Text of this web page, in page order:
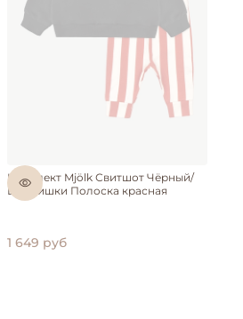
Комплект Mjölk Свитшот Чёрный/
Штанишки Полоска красная
1 649 руб